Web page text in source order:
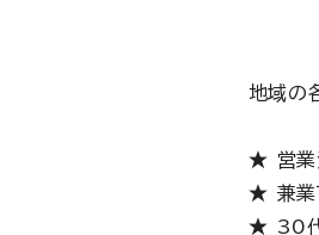
地域の
営業
兼業
30